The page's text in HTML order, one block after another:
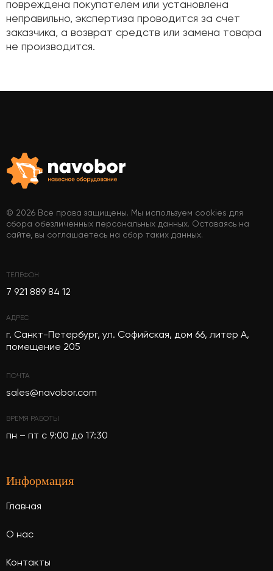
повреждена покупателем или установлена
неправильно, экспертиза проводится за счет
заказчика, а возврат средств или замена товара
не производится.
© 2026 Все права защищены. Мы используем cookies для
сбора обезличенных персональных данных. Оставаясь на
сайте, вы соглашаетесь на сбор таких данных.
ТЕЛЕФОН
7 921 889 84 12
АДРЕС
г. Санкт-Петербург, ул. Софийская, дом 66, литер А,
помещение 205
ПОЧТА
sales@navobor.com
ВРЕМЯ РАБОТЫ
пн – пт с 9:00 до 17:30
Информация
Главная
О нас
Контакты